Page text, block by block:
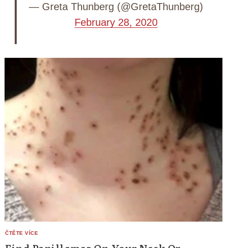
— Greta Thunberg (@GretaThunberg)
February 28, 2020